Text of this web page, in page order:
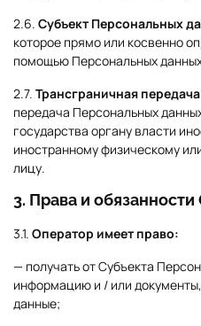
2.6. Субъект Персональных
которое прямо или косвенно
помощью Персональных
2.7. Трансграничная
передача Персональных
государства органу власти
иностранному физическому
лицу.
3. Права и
3.1. Оператор имеет право:
— получать от Субъекта
информацию и / или
данные;